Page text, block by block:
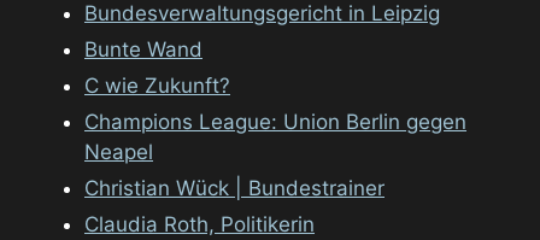
Bundesverwaltungsgericht in Leipzig
Bunte Wand
C wie Zukunft?
Champions League: Union Berlin gegen
Neapel
Christian Wück | Bundestrainer
Claudia Roth, Politikerin